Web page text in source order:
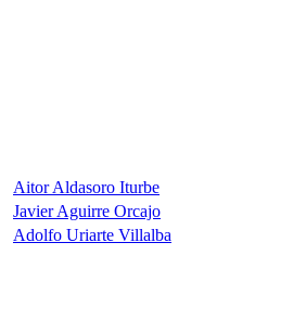
Aitor Aldasoro Iturbe
Javier Aguirre Orcajo
Adolfo Uriarte Villalba